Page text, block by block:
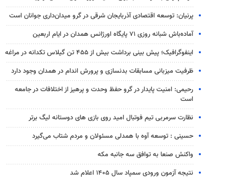
پرنیان: توسعه اقتصادی آذربایجان شرقی در گرو میدان‌داری جوانان است
آماده‌باش شبانه روزی ۷۱ پایگاه اورژانس همدان در ایام اربعین
اینفوگرافیک؛ پیش بینی برداشت بیش از ۴۵۵ تن گیلاس تکدانه در مراغه
ظرفیت میزبانی مسابقات بدنسازی و پرورش اندام در همدان وجود دارد
رحیمی: امنیت پایدار در گرو حفظ وحدت و پرهیز از اختلافات در جامعه
است
نظارت سرمربی تیم‌ فوتبال امید روی بازی های دوستانه لیگ برتر
حسینی : توسعه آوه با همدلی مسئولان و مردم شتاب می‌گیرد
واکنش صنعا به توافق سه جانبه مکه
نتیجه آزمون ورودی سمپاد سال ۱۴۰۵ اعلام شد